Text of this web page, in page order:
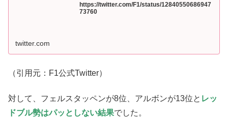
https://twitter.com/F1/status/12840550686947
73760
twitter.com
（引用元：F1公式Twitter）
対して、フェルスタッペンが8位、アルボンが13位と レッ
ドブル勢はパッとしない結果でした。